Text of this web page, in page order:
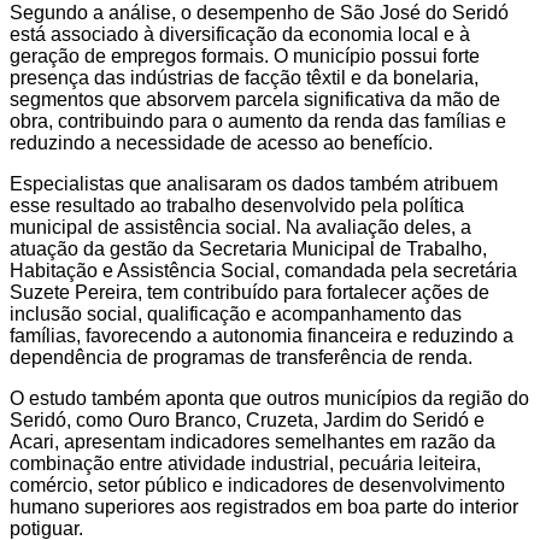
Segundo a análise, o desempenho de São José do Seridó
está associado à diversificação da economia local e à
geração de empregos formais. O município possui forte
presença das indústrias de facção têxtil e da bonelaria,
segmentos que absorvem parcela significativa da mão de
obra, contribuindo para o aumento da renda das famílias e
reduzindo a necessidade de acesso ao benefício.
Especialistas que analisaram os dados também atribuem
esse resultado ao trabalho desenvolvido pela política
municipal de assistência social. Na avaliação deles, a
atuação da gestão da Secretaria Municipal de Trabalho,
Habitação e Assistência Social, comandada pela secretária
Suzete Pereira, tem contribuído para fortalecer ações de
inclusão social, qualificação e acompanhamento das
famílias, favorecendo a autonomia financeira e reduzindo a
dependência de programas de transferência de renda.
O estudo também aponta que outros municípios da região do
Seridó, como Ouro Branco, Cruzeta, Jardim do Seridó e
Acari, apresentam indicadores semelhantes em razão da
combinação entre atividade industrial, pecuária leiteira,
comércio, setor público e indicadores de desenvolvimento
humano superiores aos registrados em boa parte do interior
potiguar.